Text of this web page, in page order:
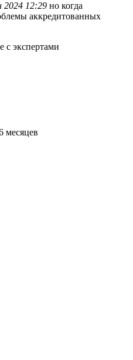
2024 12:29 но когда
аккредитованных
с экспертами
месяцев